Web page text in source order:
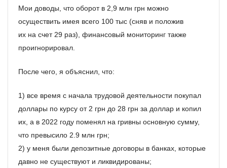
Мои доводы, что оборот в 2,9 млн грн можно
осуществить имея всего 100 тыс (сняв и положив
их на счет 29 раз), финансовый мониторинг также
проигнорировал.
После чего, я объяснил, что:
1) все время с начала трудовой деятельности покупал
доллары по курсу от 2 грн до 28 грн за доллар и копил
их, а в 2022 году поменял на гривны основную сумму,
что превысило 2.9 млн грн;
2) у меня были депозитные договоры в банках, которые
давно не существуют и ликвидированы;